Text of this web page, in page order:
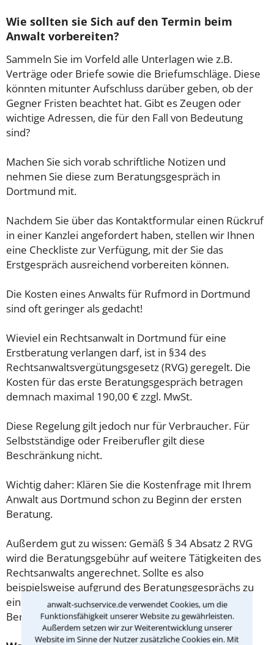
anwalt-suchservice.de verwendet Cookies, um die
Funktionsfähigkeit unserer Website zu gewährleisten.
Außerdem setzen wir zur Weiterentwicklung unserer
Website im Sinne der Nutzer zusätzliche Cookies ein. Mit
Wie sollten sie Sich auf den Termin beim
Anwalt vorbereiten?
Sammeln Sie im Vorfeld alle Unterlagen wie z.B.
Verträge oder Briefe sowie die Briefumschläge. Diese
könnten mitunter Aufschluss darüber geben, ob der
Gegner Fristen beachtet hat. Gibt es Zeugen oder
wichtige Adressen, die für den Fall von Bedeutung
sind?
Machen Sie sich vorab schriftliche Notizen und
nehmen Sie diese zum Beratungsgespräch in
Dortmund mit.
Nachdem Sie über das Kontaktformular einen Rückruf
in einer Kanzlei angefordert haben, stellen wir Ihnen
eine Checkliste zur Verfügung, mit der Sie das
Erstgespräch ausreichend vorbereiten können.
Die Kosten eines Anwalts für Rufmord in Dortmund
sind oft geringer als gedacht!
Wieviel ein Rechtsanwalt in Dortmund für eine
Erstberatung verlangen darf, ist in §34 des
Rechtsanwaltsvergütungsgesetz (RVG) geregelt. Die
Kosten für das erste Beratungsgespräch betragen
demnach maximal 190,00 € zzgl. MwSt.
Diese Regelung gilt jedoch nur für Verbraucher. Für
Selbstständige oder Freiberufler gilt diese
Beschränkung nicht.
Wichtig daher: Klären Sie die Kostenfrage mit Ihrem
Anwalt aus Dortmund schon zu Beginn der ersten
Beratung.
Außerdem gut zu wissen: Gemäß § 34 Absatz 2 RVG
wird die Beratungsgebühr auf weitere Tätigkeiten des
Rechtsanwalts angerechnet. Sollte es also
beispielsweise aufgrund des Beratungsgesprächs zu
einem Prozess kommen, so kann der Anwalt diese
Beratungsgebühr nicht mehr abrechnen.